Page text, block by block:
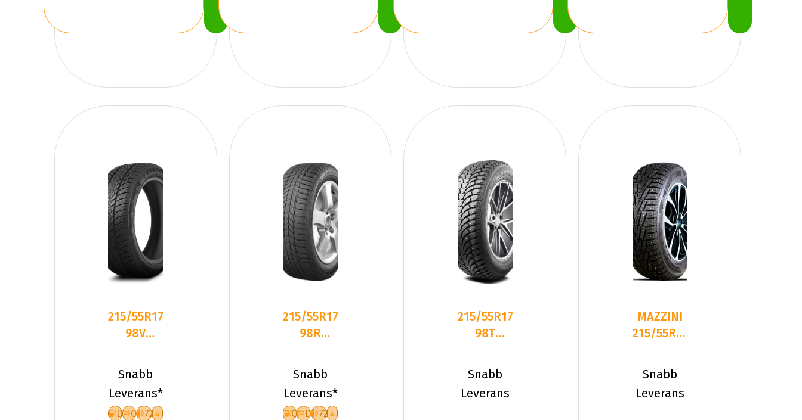
215/55R17
98V
TW401 XL
Friktion
2026
Snabb
Leverans*
D C 72
215/55R17
98R
PL01 XL
Friktion
2026
Snabb
Leverans*
C D 72
215/55R17
98T
TREK
M900 Ice
XL
Snabb
Leverans
MAZZINI
215/55R17
ICE
LEOPARD
STUDDED
Snabb
Leverans